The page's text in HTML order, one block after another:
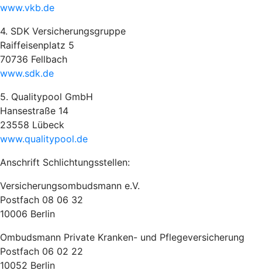
www.vkb.de
4. SDK Versicherungsgruppe
Raiffeisenplatz 5
70736 Fellbach
www.sdk.de
5. Qualitypool GmbH
Hansestraße 14
23558 Lübeck
www.qualitypool.de
Anschrift Schlichtungsstellen:
Versicherungsombudsmann e.V.
Postfach 08 06 32
10006 Berlin
Ombudsmann Private Kranken- und Pflegeversicherung
Postfach 06 02 22
10052 Berlin